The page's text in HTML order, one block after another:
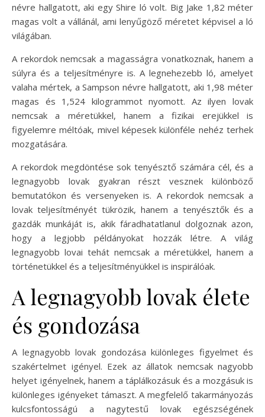
névre hallgatott, aki egy Shire ló volt. Big Jake 1,82 méter
magas volt a vállánál, ami lenyűgöző méretet képvisel a ló
világában.
A rekordok nemcsak a magasságra vonatkoznak, hanem a
súlyra és a teljesítményre is. A legnehezebb ló, amelyet
valaha mértek, a Sampson névre hallgatott, aki 1,98 méter
magas és 1,524 kilogrammot nyomott. Az ilyen lovak
nemcsak a méretükkel, hanem a fizikai erejükkel is
figyelemre méltóak, mivel képesek különféle nehéz terhek
mozgatására.
A rekordok megdöntése sok tenyésztő számára cél, és a
legnagyobb lovak gyakran részt vesznek különböző
bemutatókon és versenyeken is. A rekordok nemcsak a
lovak teljesítményét tükrözik, hanem a tenyésztők és a
gazdák munkáját is, akik fáradhatatlanul dolgoznak azon,
hogy a legjobb példányokat hozzák létre. A világ
legnagyobb lovai tehát nemcsak a méretükkel, hanem a
történetükkel és a teljesítményükkel is inspirálóak.
A legnagyobb lovak élete
és gondozása
A legnagyobb lovak gondozása különleges figyelmet és
szakértelmet igényel. Ezek az állatok nemcsak nagyobb
helyet igényelnek, hanem a táplálkozásuk és a mozgásuk is
különleges igényeket támaszt. A megfelelő takarmányozás
kulcsfontosságú a nagytestű lovak egészségének